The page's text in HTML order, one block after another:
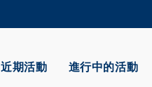
圖書館
近期活動 進行中的活動